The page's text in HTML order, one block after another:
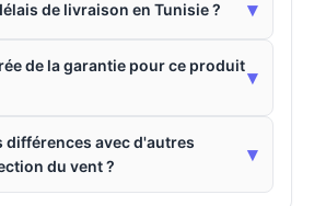
de livraison en Tunisie ? ▾
de la garantie pour ce produit
▾
différences avec d'autres
du vent ?
▾